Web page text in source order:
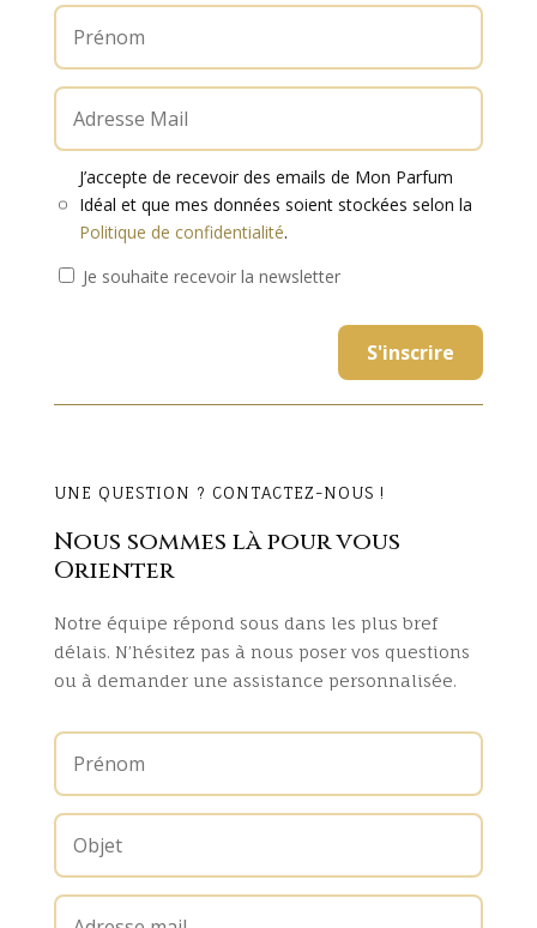
J’accepte de recevoir des emails de Mon Parfum
Idéal et que mes données soient stockées selon la
Politique de confidentialité.
Je souhaite recevoir la newsletter
UNE QUESTION ? CONTACTEZ-NOUS !
Nous sommes là pour vous
Orienter
Notre équipe répond sous dans les plus bref
délais. N’hésitez pas à nous poser vos questions
ou à demander une assistance personnalisée.